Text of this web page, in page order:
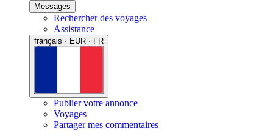
Messages
Rechercher des voyages
Assistance
français · EUR · FR
Publier votre annonce
Voyages
Partager mes commentaires